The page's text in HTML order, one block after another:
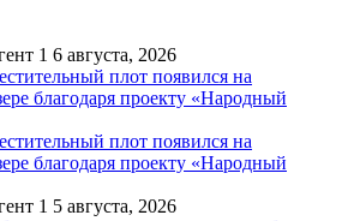
1 6 августа, 2026
плот появился на
благодаря проекту «Народный
плот появился на
благодаря проекту «Народный
1 5 августа, 2026